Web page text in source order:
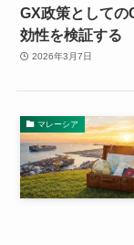
GX政策として
効性を検証する
2026年3月7日
マレーシア